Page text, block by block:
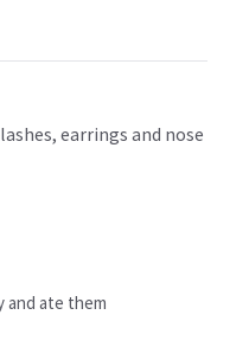
earrings and nose
and ate them